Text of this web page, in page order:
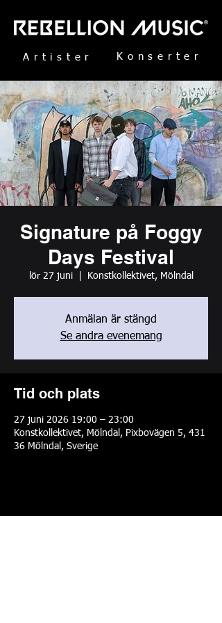
Artister Konserter
Signature på Foggy
Days Festival
lör 27 juni
  |
Konstkollektivet, Mölndal
Anmälan är stängd
Se andra evenemang
Tid och plats
27 juni 2026 19:00 – 23:00
Konstkollektivet, Mölndal, Pixbovägen 5, 431
36 Mölndal, Sverige